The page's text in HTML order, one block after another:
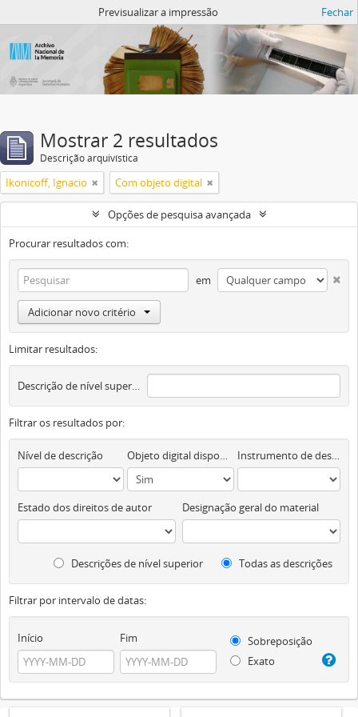
Previsualizar a impressão Fechar
Mostrar 2 resultados
Descrição arquivística
Ikonicoff, Ignacio Com objeto digital
Opções de pesquisa avançada
Procurar resultados com:
em
Adicionar novo critério
Limitar resultados:
Descrição de nível superior
Filtrar os resultados por:
Nível de descrição Objeto digital disponível Instrumento de descrição documental
Estado dos direitos de autor Designação geral do material
Descrições de nível superior Todas as descrições
Filtrar por intervalo de datas:
Início Fim
Sobreposição
Exato